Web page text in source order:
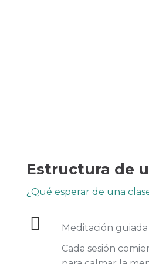
Estructura de
¿Qué esperar de una
Meditación guiada
Cada sesión